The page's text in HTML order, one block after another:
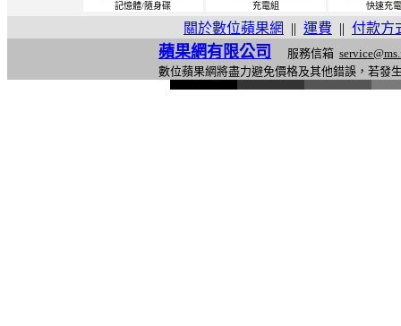
記憶體/隨身碟 充電組 快速充
關於數位蘋果網 || 運費 || 付款方
蘋果網有限公司 服務信箱
數位蘋果網將盡力避免價格及其他錯誤，若發